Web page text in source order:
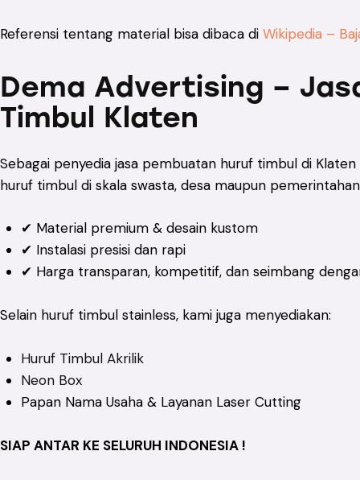
Referensi tentang material bisa dibaca di Wikipedia –
Dema Advertising –
Timbul Klaten
Sebagai penyedia jasa pembuatan huruf timbul di
huruf timbul di skala swasta, desa maupun
✔ Material premium & desain kustom
✔ Instalasi presisi dan rapi
✔ Harga transparan, kompetitif, dan seimbang
Selain huruf timbul stainless, kami juga menyediakan:
Huruf Timbul Akrilik
Neon Box
Papan Nama Usaha & Layanan Laser Cutting
SIAP ANTAR KE SELURUH INDONESIA !